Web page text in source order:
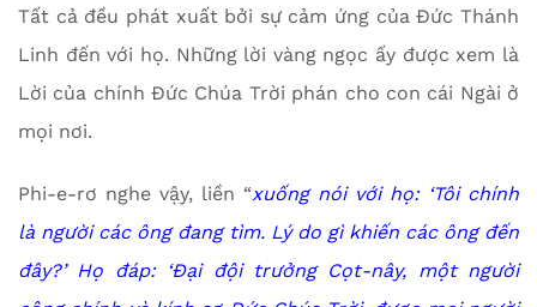
Tất cả đều phát xuất bởi sự cảm ứng của Đức Thánh
Linh đến với họ. Những lời vàng ngọc ấy được xem là
Lời của chính Đức Chúa Trời phán cho con cái Ngài ở
mọi nơi.
Phi-e-rơ nghe vậy, liền “xuống nói với họ: ‘Tôi chính
là người các ông đang tìm. Lý do gì khiến các ông đến
đây?’ Họ đáp: ‘Đại đội trưởng Cọt-nây, một người